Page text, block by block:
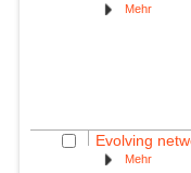
Mehr
Evolving
Mehr